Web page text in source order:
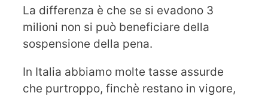
La differenza è che se si evadono 3
milioni non si può beneficiare della
sospensione della pena.
In Italia abbiamo molte tasse assurde
che purtroppo, finchè restano in vigore,